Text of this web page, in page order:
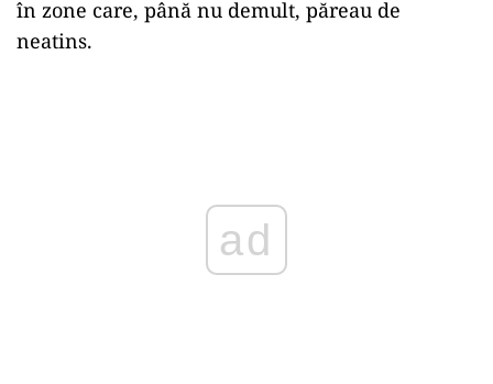
în zone care, până nu demult, păreau de
neatins.
ad